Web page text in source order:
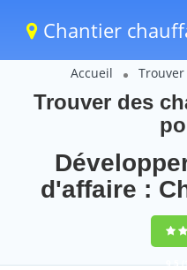
Chantier
Accueil
Trouver des
d'affaire :
9,5